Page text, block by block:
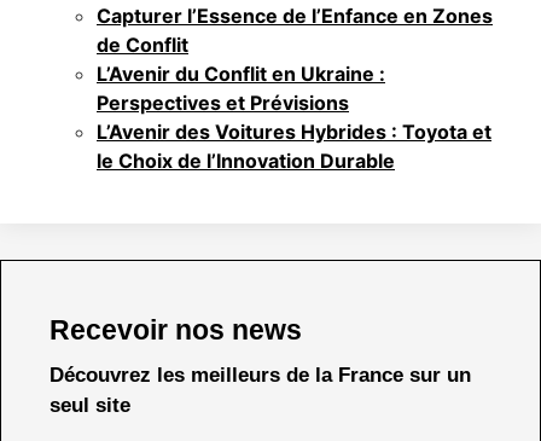
Capturer l’Essence de l’Enfance en Zones
de Conflit
L’Avenir du Conflit en Ukraine :
Perspectives et Prévisions
L’Avenir des Voitures Hybrides : Toyota et
le Choix de l’Innovation Durable
Recevoir nos news
Découvrez les meilleurs de la France sur un
seul site